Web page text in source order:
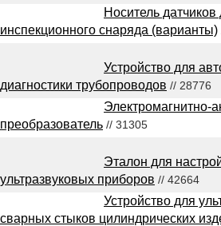
Носитель
инспекционного снаряда (варианты)
Устройство для
диагностики трубопроводов // 28776
Электромагнитно-
преобразователь // 31305
Эталон для
ультразвуковых приборов // 42664
Устройство для
сварных стыков цилиндрических